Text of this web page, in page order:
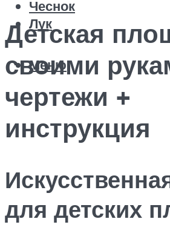
Чеснок
Лук
Меню
Детская
своими
чертежи +
инструкция
для детских